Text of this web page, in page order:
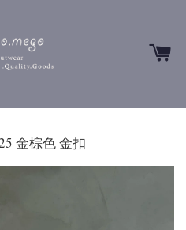
金棕色 金扣